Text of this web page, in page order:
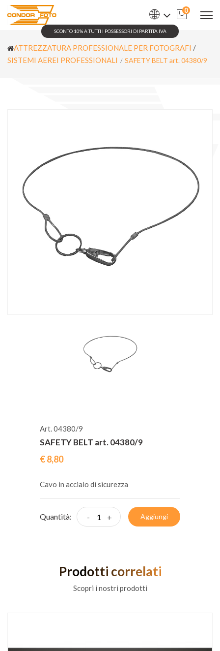
SCONTO 10% A TUTTI I POSSESSORI DI PARTITA IVA
0
ATTREZZATURA PROFESSIONALE PER FOTOGRAFI /
SISTEMI AEREI PROFESSIONALI
SAFETY BELT art. 04380/9
Art. 04380/9
SAFETY BELT art. 04380/9
€ 8,80
Cavo in acciaio di sicurezza
Quantità: - + Aggiungi
Prodotti correlati
Scopri i nostri prodotti